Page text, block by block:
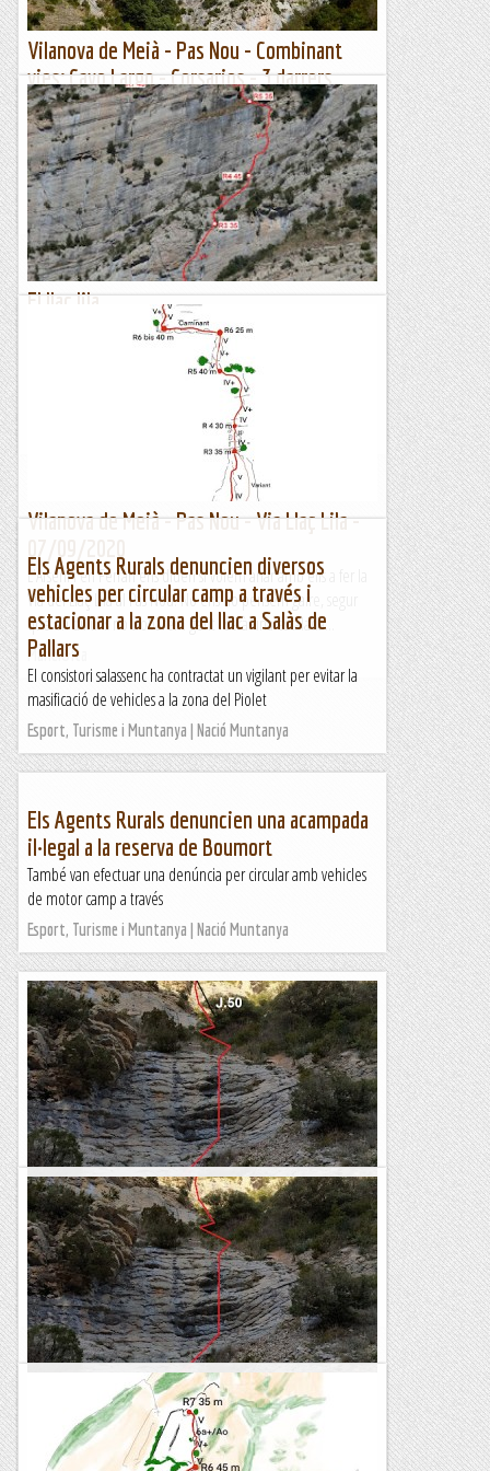
Vilanova de Meià - Pas Nou - Combinant
vies; Cayo Largo - Corsarios - 3 darrers
llargs de la Via Llaç Lila. 07/09/2020
Seguim dia a dia les previsions meteorològiques i així
intentem anar on la previsió és més bona. Per avui donàvem
boires a Montserrat, Garaf etc i a l'interior temps...
Manel&Ita
El llaç lila
DIUMENGE, 13 DE SETEMBRE Dissabte per la tarada les
Xarxes comencen a bullir de missatges, en un principi
inconnexos però que poc a poc van agafant forma i
Vilanova de Meià - Pas Nou - Via Llaç Lila -
L'Arseni i en Ferran ens diuen si volem anar amb ells a fer la
Via del Llaç Lila al Pas Nou. No ens ho pensem gaire, segur
que en dilluns no trobarem gent i serà una escalada...
Manel&Ita
Els Agents Rurals denuncien diversos
vehicles per circular camp a través i
estacionar a la zona del llac a Salàs de
Pallars
El consistori salassenc ha contractat un vigilant per evitar la
masificació de vehicles a la zona del Piolet
Esport, Turisme i Muntanya | Nació Muntanya
Els Agents Rurals denuncien una acampada
il·legal a la reserva de Boumort
També van efectuar una denúncia per circular amb vehicles
de motor camp a través
Esport, Turisme i Muntanya | Nació Muntanya
El Llaç lila, (final) i En Joan en fa 50
Aquest dissabte tornem a Vilanova de Meià, al pas nou, per
acabar d'equipar la via del llaç lila, la darrera que varem obrir
abans del confinament.Ens acompanya el Joanet que...
Sisbemessanapren
Via " El llaç lila"
Aquesta setmana, amb en Pany, hem deixat acabada aquesta
nova via. Son 7 tirades que van cercant les plaques que es